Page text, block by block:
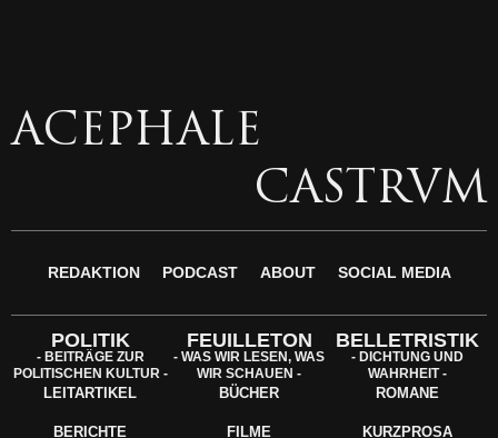
ACEPHALE
CASTRVM
REDAKTION PODCAST ABOUT SOCIAL MEDIA
POLITIK
- BEITRÄGE ZUR
POLITISCHEN KULTUR -
LEITARTIKEL
BERICHTE
FEUILLETON
- WAS WIR LESEN, WAS
WIR SCHAUEN -
BÜCHER
FILME
BELLETRISTIK
- DICHTUNG UND
WAHRHEIT -
ROMANE
KURZPROSA